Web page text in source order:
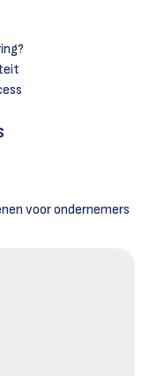
voor ondernemers